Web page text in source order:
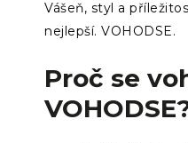
Vášeň, styl a
nejlepší. VOHODSE.
Proč se